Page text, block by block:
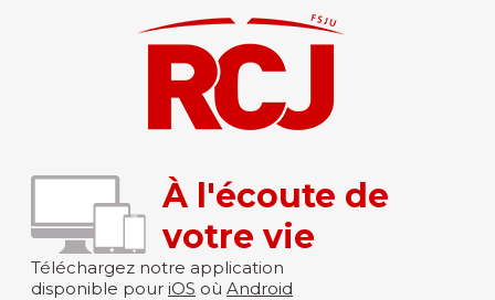
À l'écoute de
votre vie
Téléchargez notre application
disponible pour iOS où Android